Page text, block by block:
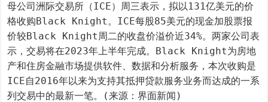
母公司洲际交易所（ICE）周三表示，拟以131亿美元的价
格收购Black Knight。ICE每股85美元的现金加股票报
价较Black Knight周二的收盘价溢价近34%。两家公司表
示，交易将在2023年上半年完成。Black Knight为房地
产和住房金融市场提供软件、数据和分析服务，本次收购是
ICE自2016年以来为支持其抵押贷款服务业务而达成的一系
列交易中的最新一笔。(来源：界面新闻)